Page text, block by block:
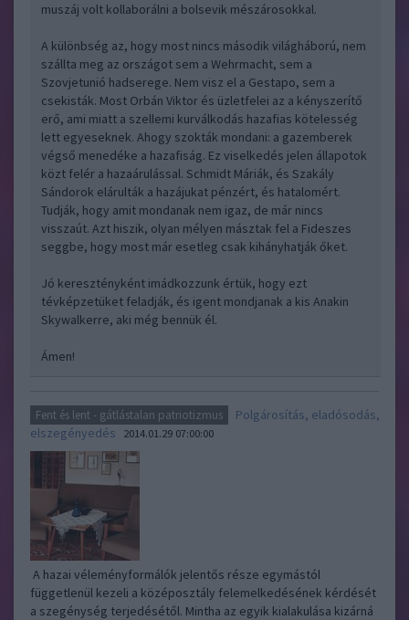
muszáj volt kollaborálni a bolsevik mészárosokkal.
A különbség az, hogy most nincs második világháború, nem
szállta meg az országot sem a Wehrmacht, sem a
Szovjetunió hadserege. Nem visz el a Gestapo, sem a
csekisták. Most Orbán Viktor és üzletfelei az a kényszerítő
erő, ami miatt a szellemi kurválkodás hazafias kötelesség
lett egyeseknek. Ahogy szokták mondani: a gazemberek
végső menedéke a hazafiság. Ez viselkedés jelen állapotok
közt felér a hazaárulással. Schmidt Máriák, és Szakály
Sándorok elárulták a hazájukat pénzért, és hatalomért.
Tudják, hogy amit mondanak nem igaz, de már nincs
visszaút. Azt hiszik, olyan mélyen másztak fel a Fideszes
seggbe, hogy most már esetleg csak kihányhatják őket.
Jó keresztényként imádkozzunk értük, hogy ezt
tévképzetüket feladják, és igent mondjanak a kis Anakin
Skywalkerre, aki még bennük él.
Ámen!
Fent és lent - gátlástalan patriotizmus
Polgárosítás, eladósodás,
elszegényedés
2014.01.29 07:00:00
A hazai véleményformálók jelentős része egymástól
függetlenül kezeli a középosztály felemelkedésének kérdését
a szegénység terjedésétől. Mintha az egyik kialakulása kizárná